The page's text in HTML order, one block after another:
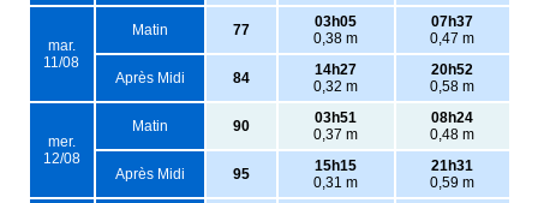
mar.
11/08
Matin 77
03h05
0,38 m
07h37
0,47 m
Après Midi 84
14h27
0,32 m
20h52
0,58 m
mer.
12/08
Matin 90
03h51
0,37 m
08h24
0,48 m
Après Midi 95
15h15
0,31 m
21h31
0,59 m